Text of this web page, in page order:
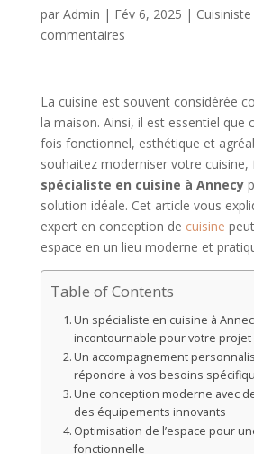
par Admin | Fév 6, 2025 |
commentaires
La cuisine est souvent considérée
la maison. Ainsi, il est essentiel que
fois fonctionnel, esthétique et
souhaitez moderniser votre cuisine,
spécialiste en cuisine à Annecy
solution idéale. Cet article vous
expert en conception de cuisine
espace en un lieu moderne et
Table of Contents
Un spécialiste en cuisine à
incontournable pour votre projet
Un accompagnement
répondre à vos besoins
Une conception moderne avec
des équipements innovants
Optimisation de l’espace pour
fonctionnelle